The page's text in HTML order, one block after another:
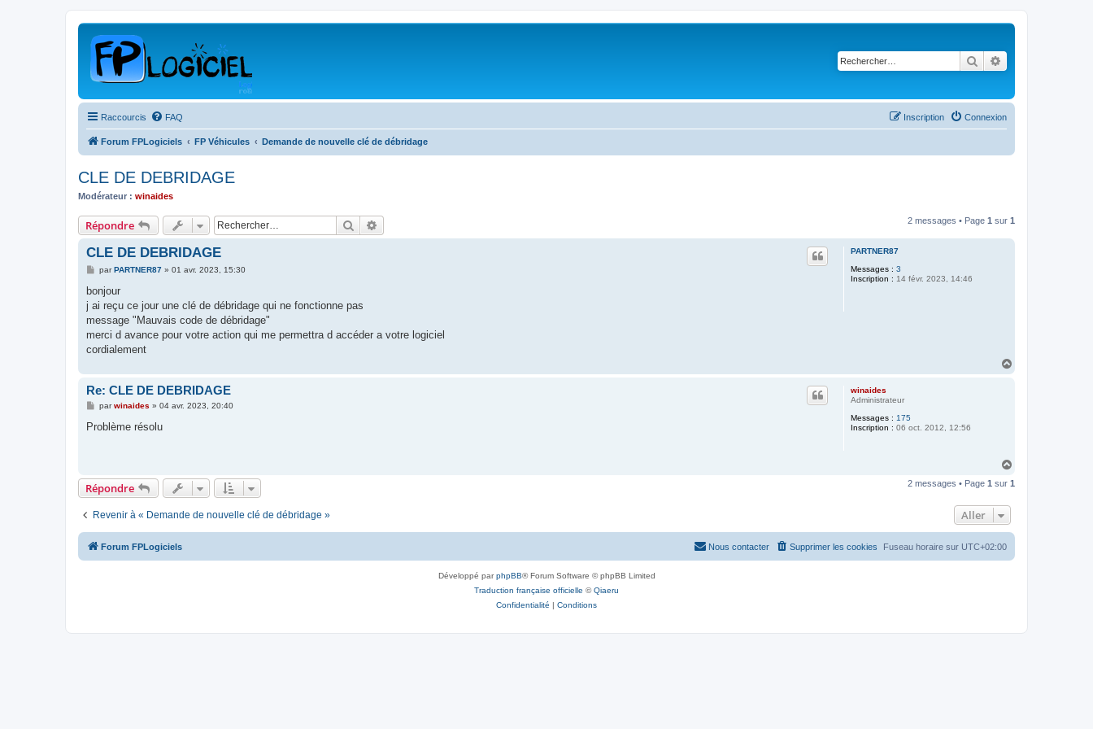
Rechercher
Raccourcis FAQ Connexion
Inscription
Forum FPLogiciels FP Véhicules Demande de nouvelle clé de débridage
CLE DE DEBRIDAGE
Modérateur : winaides
Répondre Rechercher 2 messages • Page 1 sur 1
PARTNER87
Messages : 3
Inscription : 14 févr. 2023, 14:46
CLE DE DEBRIDAGE
M
s
a
g
parPARTNER87» 01 avr. 2023, 15:30
bonjour
j ai reçu ce jour une clé de débridage qui ne fonctionne pas
message "Mauvais code de débridage"
merci d avance pour votre action qui me permettra d accéder a votre logiciel
cordialement
winaides
Administrateur
Messages : 175
Inscription : 06 oct. 2012, 12:56
Re: CLE DE DEBRIDAGE
M
s
parwinaides » 04 avr. 2023, 20:40
Problème résolu
u
Répondre 2 messages • Page 1 sur 1
Revenir à « Demande de nouvelle clé de débridage » Aller
Forum FPLogiciels Fuseau horaire sur UTC+02:00
Supprimer les cookies
Nous contacter
Développé parphpBB® Forum Software © phpBB Limited
Traduction française officielle ©Qiaeru
Confidentialité | Conditions